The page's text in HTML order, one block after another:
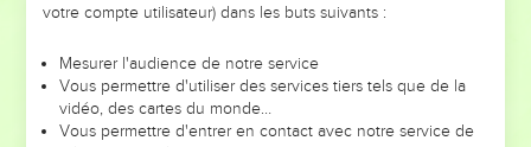
leur foi ou leur vision. Mais on voit moins les doutes, les erreurs
et les saisons difficiles qu'ils ont traversés, alors même que ce
sont elles qui les ont façonnés.
votre compte utilisateur) dans les buts suivants :
Mesurer l'audience de notre service
Vous permettre d'utiliser des services tiers tels que de la
vidéo, des cartes du monde…
Vous permettre d'entrer en contact avec notre service de